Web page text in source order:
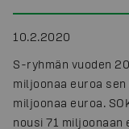
10.2.2020
S-ryhmän vuoden
miljoonaa euroa
miljoonaa euroa.
nousi 71